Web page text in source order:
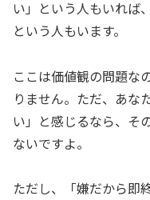
い」という人もいれば
という人もいます。
ここは価値観の問題な
りません。ただ、あな
い」と感じるなら、そ
ないですよ。
ただし、「嫌だから即